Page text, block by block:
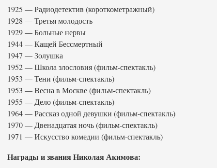
1925 — Радиодетектив (короткометражный)
1928 — Третья молодость
1929 — Больные нервы
1944 — Кащей Бессмертный
1947 — Золушка
1952 — Школа злословия (фильм-спектакль)
1953 — Тени (фильм-спектакль)
1953 — Весна в Москве (фильм-спектакль)
1955 — Дело (фильм-спектакль)
1964 — Рассказ одной девушки (фильм-спектакль)
1970 — Двенадцатая ночь (фильм-спектакль)
1971 — Искусство комедии (фильм-спектакль)
Награды и звания Николая Акимова: